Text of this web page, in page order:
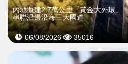
內地擬建2.7萬公里「黃金大外環」
串聯沿邊沿海三大國道
06/08/2026 35016